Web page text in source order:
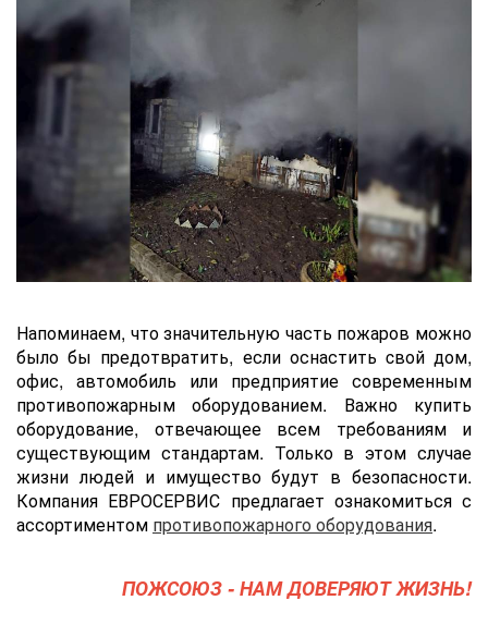
Напоминаем, что значительную часть пожаров можно
было бы предотвратить, если оснастить cвой дом,
офис, автомобиль или предприятие современным
противопожарным оборудованием. Важно купить
оборудование, отвечающее всем требованиям и
существующим стандартам. Только в этом случае
жизни людей и имущество будут в безопасности.
Компания ЕВРОСЕРВИС предлагает ознакомиться с
ассортиментом противопожарного оборудования.
ПОЖСОЮЗ - НАМ ДОВЕРЯЮТ ЖИЗНЬ!